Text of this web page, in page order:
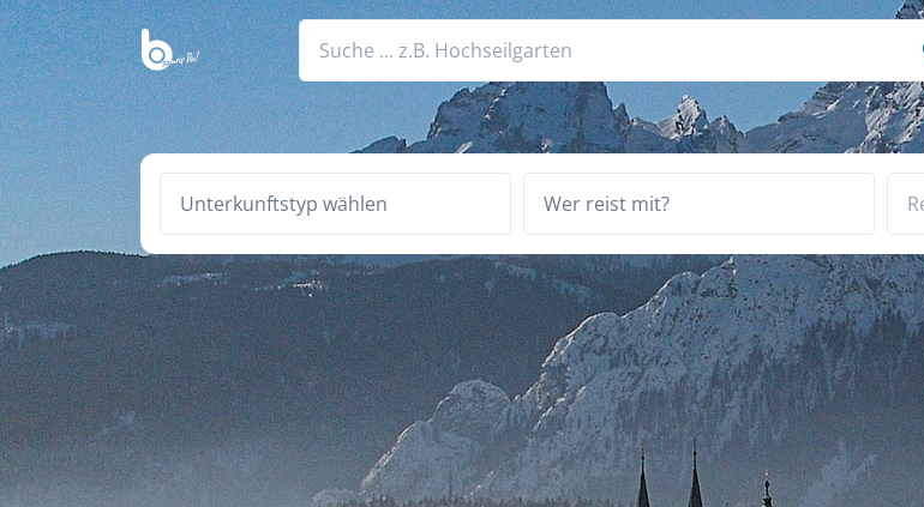
Unterkunftstyp wählen Wer reist mit?